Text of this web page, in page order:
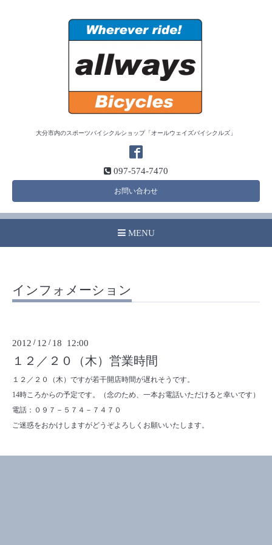
大分市内のスポーツバイシクルショップ「オールウェイズバイシクルズ」
097-574-7470
お問い合わせ
MENU
インフォメーション
2012 / 12 / 18 12:00
１２／２０（木）営業時間
１２／２０（木）ですが若干開店時間が遅れそうです。
14時ころからの予定です。（念のため、一本お電話いただけると幸いです）
電話：０９７－５７４－７４７０
ご迷惑をおかけしますがどうぞよろしくお願いいたします。